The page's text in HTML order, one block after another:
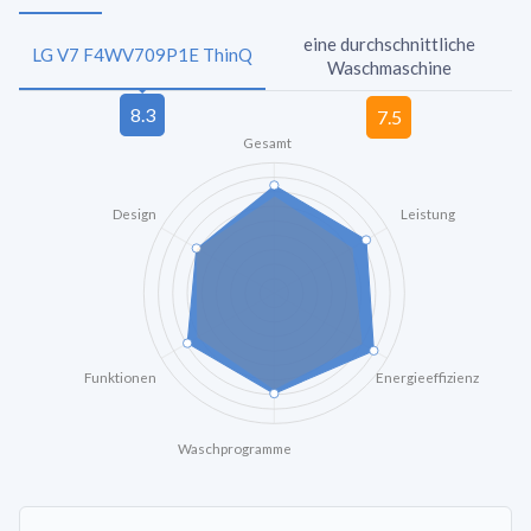
LG V7 F4WV709P1E ThinQ
eine durchschnittliche
Waschmaschine
Gesamt
Leistung
Energieeffizienz
Waschprogramme
Funktionen
Design